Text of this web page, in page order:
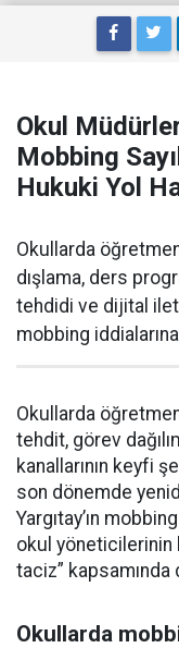
Okul
Mobbing
Hukuki Yol
Okullarda
dışlama, ders
tehdidi ve dijital
mobbing
Okullarda
tehdit, görev
kanallarının keyfi
son dönemde
Yargıtay’ın
okul yöneticilerinin
taciz”
Okullarda